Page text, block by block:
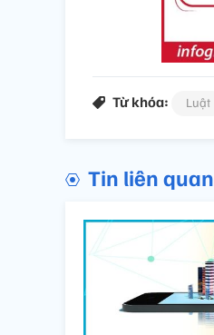
Từ khóa: Luật
Tin liên quan